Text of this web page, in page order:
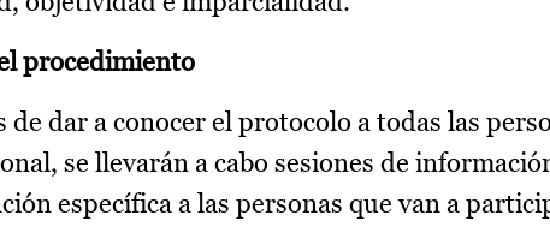
procedimiento
dar a conocer el protocolo a todas las
se llevarán a cabo sesiones de
específica a las personas que van a